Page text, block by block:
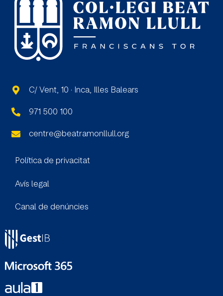
C/ Vent, 10 · Inca, Illes Balears
971 500 100
centre@beatramonllull.org
Política de privacitat
Avís legal
Canal de denúncies